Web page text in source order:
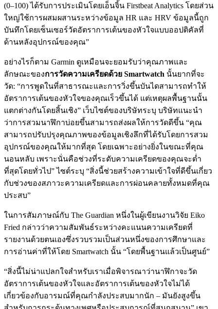
(0–100) ได้รับการประเมินโดยเอ็นจิ้น Firstbeat Analytics โดยส่วน
ใหญ่ใช้การผสมผสานระหว่างข้อมูล HR และ HRV ข้อมูลนี้ถูก
บันทึกโดยเซ็นเซอร์วัดอัตราการเต้นของหัวใจแบบออปติคัลที่
ด้านหลังอุปกรณ์ของคุณ”
อย่างไรก็ตาม Garmin ดูเหมือนจะยอมรับว่าคุณภาพและ
ลักษณะของการวัดความเครียดด้วย Smartwatch นั้นยากที่จะ
วัด: “การพูดในที่สาธารณะและการวิ่งขึ้นบันไดสามารถทำให้
อัตราการเต้นของหัวใจของคุณเร็วขึ้นได้ แต่เหตุผลพื้นฐานนั้น
แตกต่างกันโดยสิ้นเชิง” เว็บไซต์ของบริษัทระบุ บริษัทแนะนำ
ว่าการสวมนาฬิกาบ่อยขึ้นสามารถส่งผลให้การวัดดีขึ้น “คุณ
สามารถปรับปรุงคุณภาพของข้อมูลเชิงลึกที่ได้รับโดยการสวม
อุปกรณ์ของคุณให้มากที่สุด โดยเฉพาะอย่างยิ่งในขณะที่คุณ
นอนหลับ เพราะนั่นคือช่วงที่ระดับความเครียดของคุณจะต่ำ
ที่สุดโดยทั่วไป” ไซต์ระบุ “สิ่งนี้ช่วยสร้างความเข้าใจที่ดีขึ้นเกี่ยว
กับช่วงของสภาวะความเครียดและการผ่อนคลายทั้งหมดที่คุณ
ประสบ”
ในการสัมภาษณ์กับ The Guardian หนึ่งในผู้เขียนงานวิจัย Eiko
Fried กล่าวว่าความสัมพันธ์ระหว่างคะแนนความเครียดที่
รายงานด้วยตนเองซึ่งรวบรวมเป็นส่วนหนึ่งของการศึกษาและ
การอ่านค่าที่ให้โดย Smartwatch นั้น “โดยพื้นฐานแล้วเป็นศูนย์”
“สิ่งนี้ไม่น่าแปลกใจสำหรับเราเมื่อพิจารณาว่านาฬิกาจะวัด
อัตราการเต้นของหัวใจและอัตราการเต้นของหัวใจไม่ได้
เกี่ยวข้องกับอารมณ์ที่คุณกำลังประสบมากนัก – มันยังสูงขึ้น